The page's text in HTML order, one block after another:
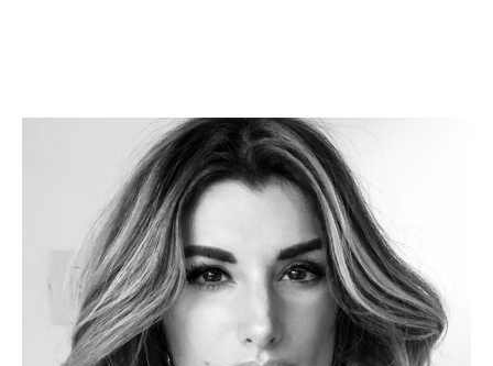
Dipendenza affettiva
Disturbi di personalita'
Disturbi psicosomatici o Somatoformi
Terapia di coppia
Psicoterapia online